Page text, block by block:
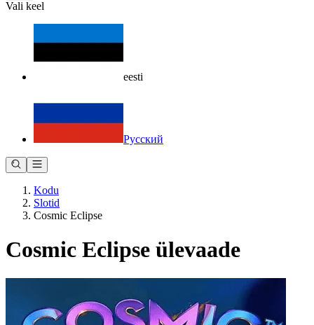
Vali keel
eesti
Русский
Kodu
Slotid
Cosmic Eclipse
Cosmic Eclipse ülevaade